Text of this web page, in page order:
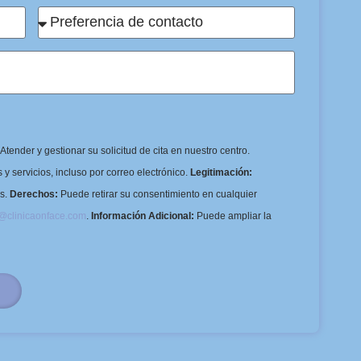
y gestionar su solicitud de cita en nuestro centro.
servicios, incluso por correo electrónico. Legitimación:
Derechos: Puede retirar su consentimiento en cualquier
Información Adicional: Puede ampliar la